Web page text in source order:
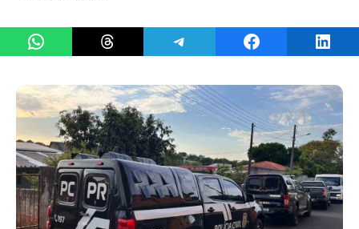
Share on WhatsAppShare on ThreadsShare on TelegramShare on Facebook